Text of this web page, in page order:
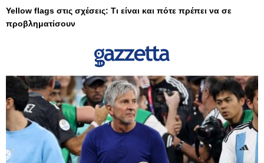
Yellow flags στις σχέσεις: Τι είναι και πότε πρέπει να σε
προβληματίσουν